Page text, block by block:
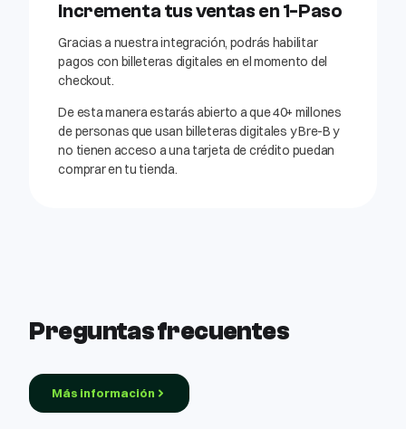
Incrementa tus ventas en 1-Paso
Gracias a nuestra integración, podrás habilitar
pagos con billeteras digitales en el momento del
checkout.
De esta manera estarás abierto a que 40+ millones
de personas que usan billeteras digitales y Bre-B y
no tienen acceso a una tarjeta de crédito puedan
comprar en tu tienda.
Preguntas frecuentes
Más información